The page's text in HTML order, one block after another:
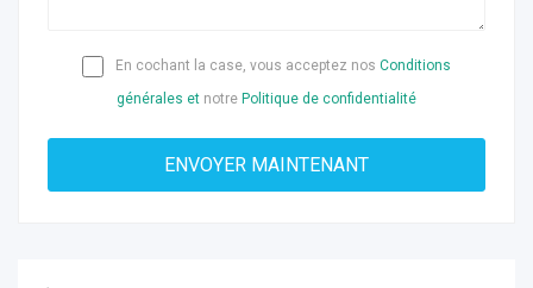
En cochant la case, vous acceptez nos Conditions
générales et notre Politique de confidentialité